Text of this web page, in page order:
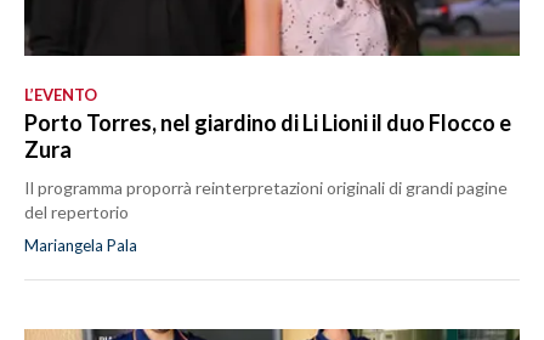
L’EVENTO
Porto Torres, nel giardino di Li Lioni il duo Flocco e
Zura
Il programma proporrà reinterpretazioni originali di grandi pagine
del repertorio
Mariangela Pala